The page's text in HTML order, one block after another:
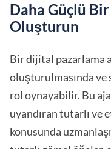
Daha Güçlü
Oluşturun
Bir dijital pazarlama
oluşturulmasında
rol oynayabilir. Bu
uyandıran tutarlı ve
konusunda